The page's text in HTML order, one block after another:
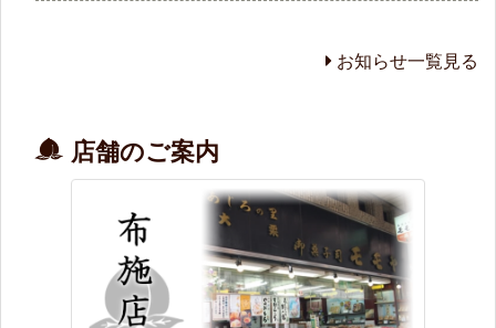
お知らせ一覧見る
店舗のご案内